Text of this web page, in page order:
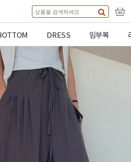
DRESS 임부복